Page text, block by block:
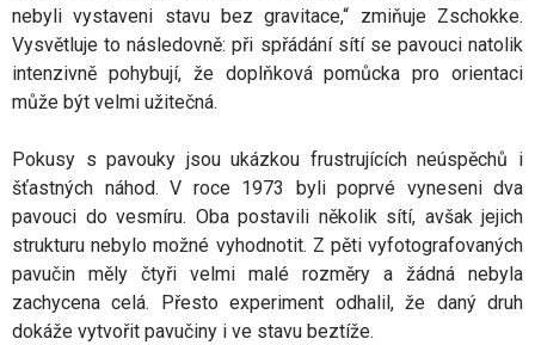
nebyli vystaveni stavu bez gravitace,“ zmiňuje Zschokke.
Vysvětluje to následovně: při spřádání sítí se pavouci natolik
intenzivně pohybují, že doplňková pomůcka pro orientaci
může být velmi užitečná.
Pokusy s pavouky jsou ukázkou frustrujících neúspěchů i
šťastných náhod. V roce 1973 byli poprvé vyneseni dva
pavouci do vesmíru. Oba postavili několik sítí, avšak jejich
strukturu nebylo možné vyhodnotit. Z pěti vyfotografovaných
pavučin měly čtyři velmi malé rozměry a žádná nebyla
zachycena celá. Přesto experiment odhalil, že daný druh
dokáže vytvořit pavučiny i ve stavu beztíže.